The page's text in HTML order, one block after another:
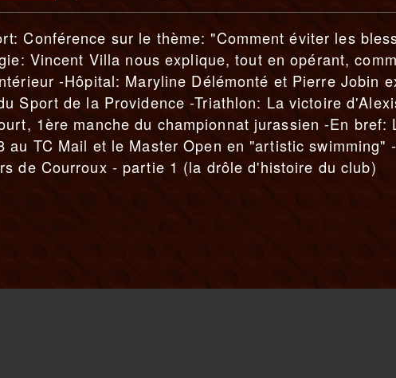
Conférence sur le thème: "Comment éviter les
Vincent Villa nous explique, tout en opérant,
-Hôpital: Maryline Délémonté et Pierre Jobin
Sport de la Providence -Triathlon: La victoire
1ère manche du championnat jurassien -En bref:
au TC Mail et le Master Open en "artistic swimming"
de Courroux - partie 1 (la drôle d'histoire du club)